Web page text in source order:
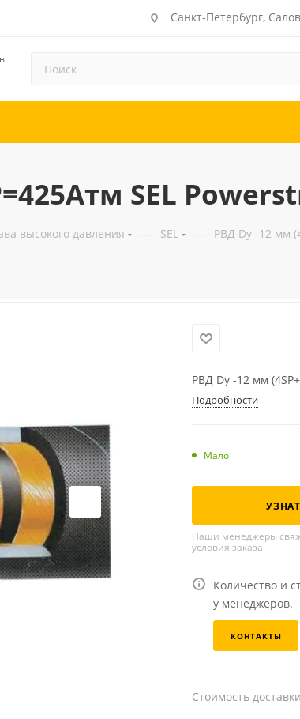
Санкт-Петербург,
SEL
высокого давления — SEL — РВД Dу -12 мм
РВД Dу -12 мм
Подробности
Мало
Наши менеджеры
условия заказа
Количество и
у менеджеров.
КОНТАКТЫ
Стоимость